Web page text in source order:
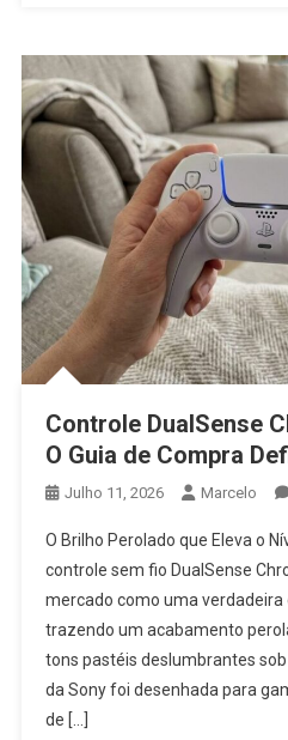
Controle DualSense
O Guia de Compra
Julho 11, 2026 Marcelo
O Brilho Perolado que Eleva o
controle sem fio DualSense
mercado como uma verdadeira
trazendo um acabamento
tons pastéis deslumbrantes sob
da Sony foi desenhada para
de […]